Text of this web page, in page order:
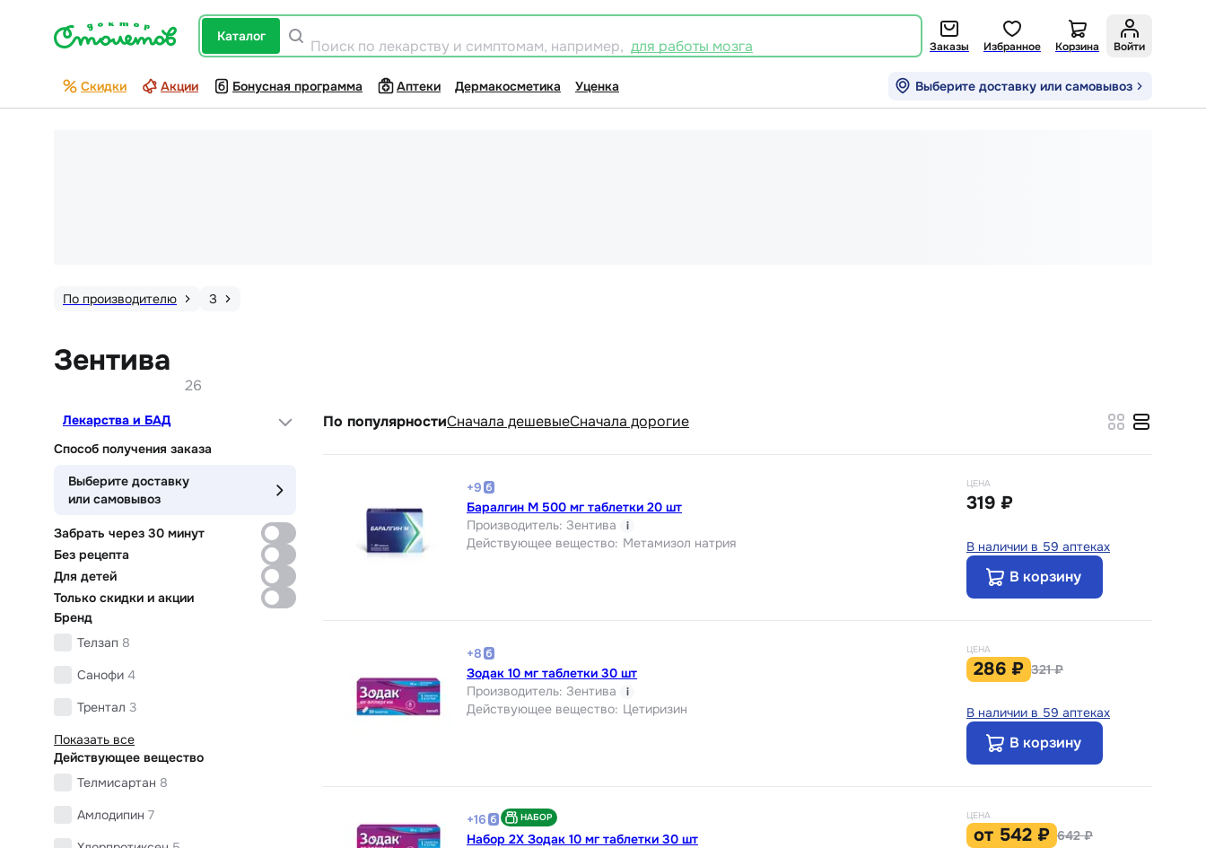
каталог
Поиск по лекарству и симптомам, например, для работы мозга Заказы Избранное Корзина Войти
Скидки Акции Бонусная программа Аптеки Дермакосметика Уценка Выберите доставку или самовывоз
По производителю З
Зентива
26
Лекарства и БАД
Способ получения заказа
Выберите доставку
или самовывоз
Забрать через 30 минут
Без рецепта
Для детей
Только скидки и акции
Бренд
Телзап 8
Санофи 4
Трентал 3
Показать все
Действующее вещество
Телмисартан 8
Амлодипин 7
По популярностиCначала дешевыеCначала дорогие
+9
Баралгин М 500 мг таблетки 20 шт
Производитель: Зентива i
Действующее вещество: Метамизол натрия
ЦЕНА
319 ₽
В наличии в 59 аптеках
В корзину
+8
Зодак 10 мг таблетки 30 шт
Производитель: Зентива i
Действующее вещество: Цетиризин
ЦЕНА
286 ₽ 321 ₽
В наличии в 59 аптеках
В корзину
+16 НАБОР
Набор 2Х Зодак 10 мг таблетки 30 шт
ЦЕНА
от 542 ₽ 642 ₽